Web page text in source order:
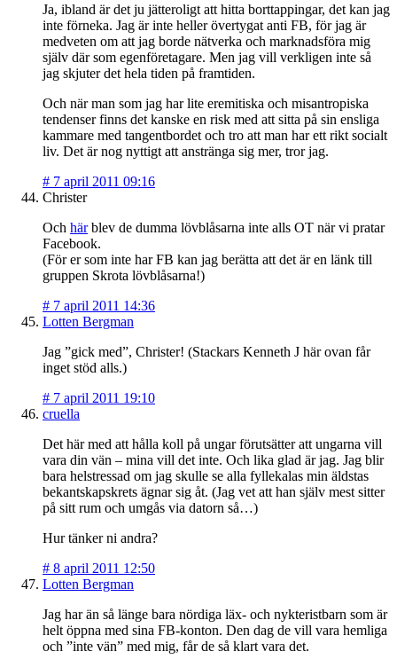
Ja, ibland är det ju jätteroligt att hitta borttappingar, det kan jag
inte förneka. Jag är inte heller övertygat anti FB, för jag är
medveten om att jag borde nätverka och marknadsföra mig
själv där som egenföretagare. Men jag vill verkligen inte så
jag skjuter det hela tiden på framtiden.
Och när man som jag har lite eremitiska och misantropiska
tendenser finns det kanske en risk med att sitta på sin ensliga
kammare med tangentbordet och tro att man har ett rikt socialt
liv. Det är nog nyttigt att anstränga sig mer, tror jag.
# 7 april 2011 09:16
Christer
Och härblev de dumma lövblåsarna inte alls OT när vi pratar
Facebook.
(För er som inte har FB kan jag berätta att det är en länk till
gruppen Skrota lövblåsarna!)
# 7 april 2011 14:36
Lotten Bergman
Jag ”gick med”, Christer! (Stackars Kenneth J här ovan får
inget stöd alls.)
# 7 april 2011 19:10
cruella
Det här med att hålla koll på ungar förutsätter att ungarna vill
vara din vän – mina vill det inte. Och lika glad är jag. Jag blir
bara helstressad om jag skulle se alla fyllekalas min äldstas
bekantskapskrets ägnar sig åt. (Jag vet att han själv mest sitter
på sitt rum och umgås via datorn så…)
Hur tänker ni andra?
# 8 april 2011 12:50
Lotten Bergman
Jag har än så länge bara nördiga läx- och nykteristbarn som är
helt öppna med sina FB-konton. Den dag de vill vara hemliga
och ”inte vän” med mig, får de så klart vara det.